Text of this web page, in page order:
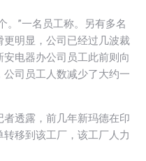
。”一名员工称。另有多名
更明显，公司已经过几波裁
电器办公司员工此前则向
司员工人数减少了大约一
透露，前几年新玛德在印
移到该工厂，该工厂人力